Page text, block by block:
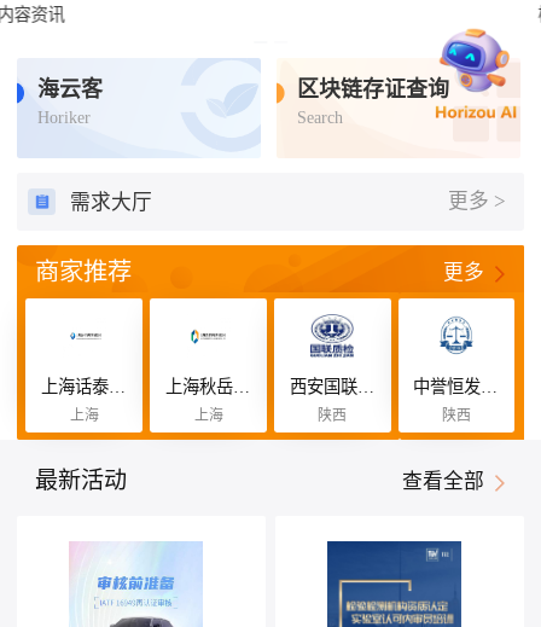
检验检测
海云客
Horiker
区块链存证查询
Search
需求大厅 更多 >
商家推荐 更多
上海话泰恒咨询管理有限公司
上海
上海秋岳缘咨询管理有限公司
上海
西安国联质量检测技术股份有限公司
陕西
中誉恒发认证有限公司
陕西
最新活动 查看全部